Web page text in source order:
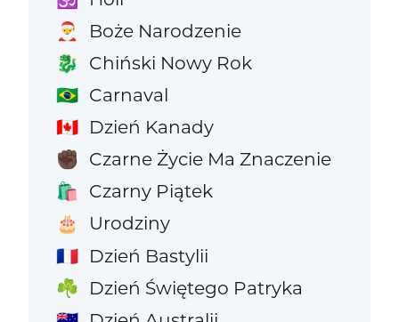
🎅 Boże Narodzenie
🐉 Chiński Nowy Rok
🇧🇷 Carnaval
🇨🇦 Dzień Kanady
✊🏿 Czarne Życie Ma Znaczenie
🛍️ Czarny Piątek
🎂 Urodziny
🇫🇷 Dzień Bastylii
☘️ Dzień Świętego Patryka